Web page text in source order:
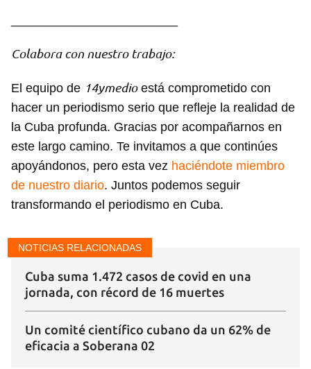
Colabora con nuestro trabajo:
El equipo de 14ymedioestá comprometido con
hacer un periodismo serio que refleje la realidad de
la Cuba profunda. Gracias por acompañarnos en
este largo camino. Te invitamos a que continúes
apoyándonos, pero esta vez haciéndote miembro
de nuestro diario. Juntos podemos seguir
transformando el periodismo en Cuba.
NOTICIAS RELACIONADAS
Cuba suma 1.472 casos de covid en una
jornada, con récord de 16 muertes
Un comité científico cubano da un 62% de
eficacia a Soberana 02